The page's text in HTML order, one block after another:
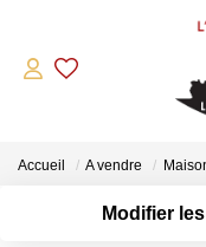
QUI
Accueil A vendre
Modifier